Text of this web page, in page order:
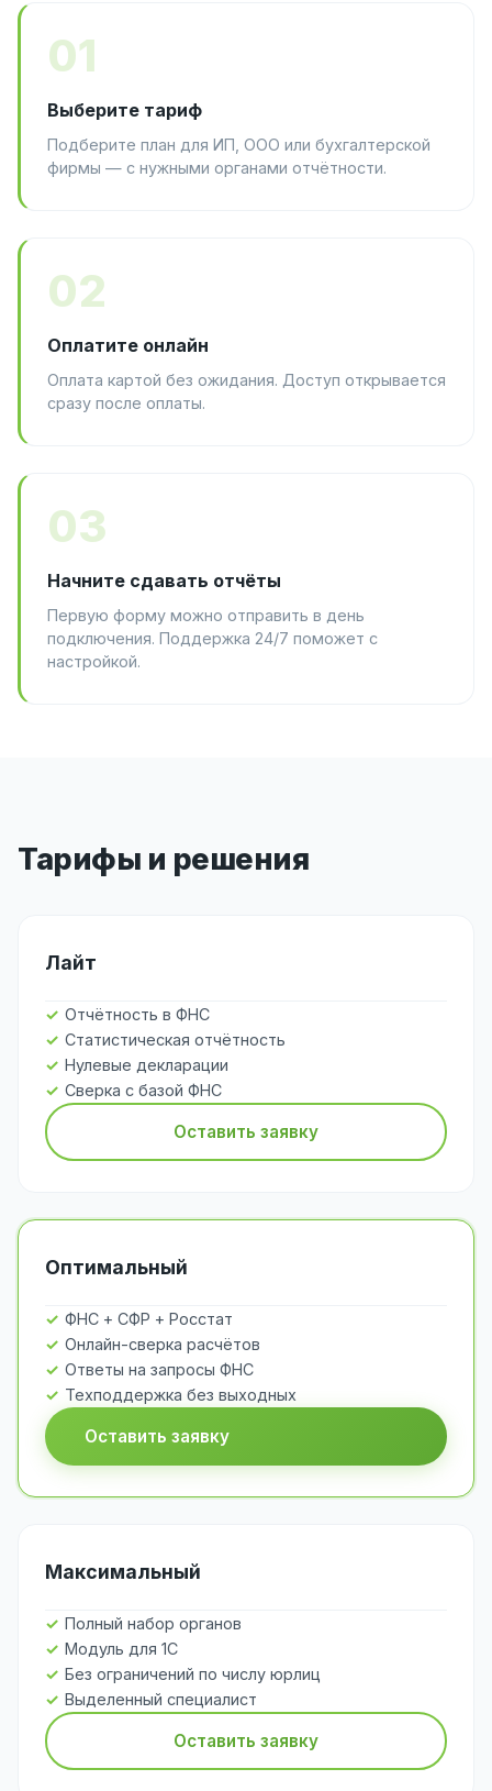
01
Выберите тариф
Подберите план для ИП, ООО или бухгалтерской
фирмы — с нужными органами отчётности.
02
Оплатите онлайн
Оплата картой без ожидания. Доступ открывается
сразу после оплаты.
03
Начните сдавать отчёты
Первую форму можно отправить в день
подключения. Поддержка 24/7 поможет с
настройкой.
Тарифы и решения
Лайт
Отчётность в ФНС
Статистическая отчётность
Нулевые декларации
Сверка с базой ФНС
Оставить заявку
Оптимальный
ФНС + СФР + Росстат
Онлайн-сверка расчётов
Ответы на запросы ФНС
Техподдержка без выходных
Оставить заявку
Максимальный
Полный набор органов
Модуль для 1С
Без ограничений по числу юрлиц
Выделенный специалист
Оставить заявку